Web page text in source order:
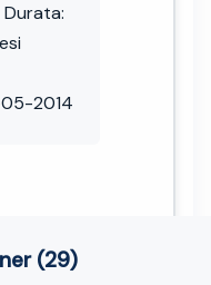
2014
(29)